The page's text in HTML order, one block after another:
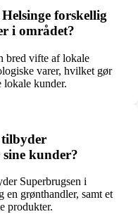
forskellig
i området?
bred vifte af lokale
varer, hvilket gør
lokale kunder.
tilbyder
kunder?
Superbrugsen i
en grønthandler, samt et
produkter.